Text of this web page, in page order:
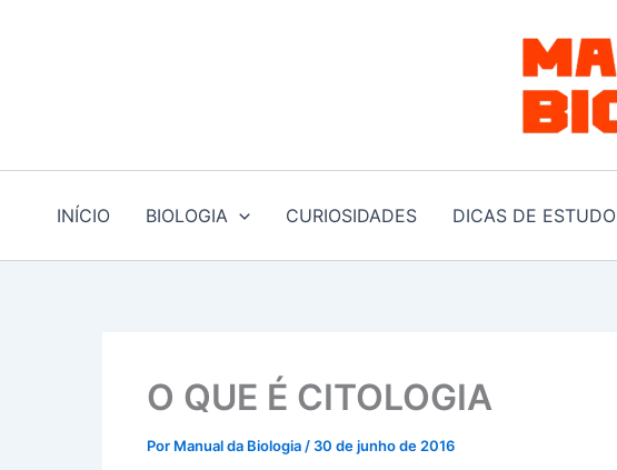
INÍCIO BIOLOGIA CURIOSIDADES DICAS DE ESTUDO
O QUE É CITOLOGIA
Por Manual da Biologia / 30 de junho de 2016